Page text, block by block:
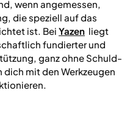
wenn angemessen,
die speziell auf das
ist. Bei Yazen liegt
fundierter und
ganz ohne Schuld-
mit den Werkzeugen